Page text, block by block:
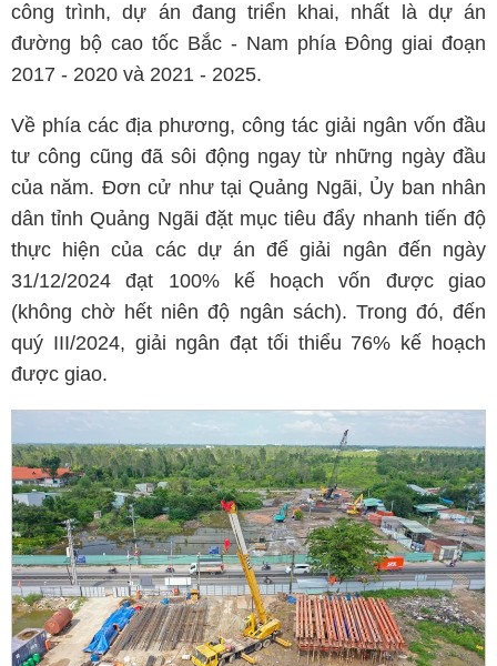
công trình, dự án đang triển khai, nhất là dự án
đường bộ cao tốc Bắc - Nam phía Đông giai đoạn
2017 - 2020 và 2021 - 2025.
Về phía các địa phương, công tác giải ngân vốn đầu
tư công cũng đã sôi động ngay từ những ngày đầu
của năm. Đơn cử như tại Quảng Ngãi, Ủy ban nhân
dân tỉnh Quảng Ngãi đặt mục tiêu đẩy nhanh tiến độ
thực hiện của các dự án để giải ngân đến ngày
31/12/2024 đạt 100% kế hoạch vốn được giao
(không chờ hết niên độ ngân sách). Trong đó, đến
quý III/2024, giải ngân đạt tối thiểu 76% kế hoạch
được giao.